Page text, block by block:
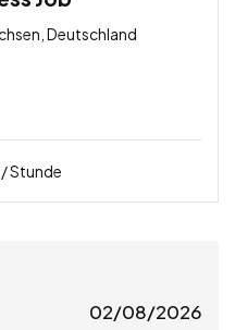
Deutschland
/ Stunde
02/08/2026